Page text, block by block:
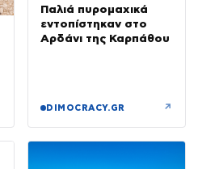
Παλιά πυρομαχικά
εντοπίστηκαν στο
Αρδάνι της Καρπάθου
DIMOCRACY.GR ↗